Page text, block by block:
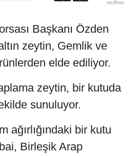
Başkanı Özden
altın zeytin, Gemlik ve
elde ediliyor.
zeytin, bir kutuda
sunuluyor.
ağırlığındaki bir kutu
Birleşik Arap